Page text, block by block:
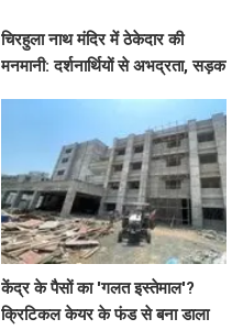
चिरहुला नाथ मंदिर में ठेकेदार की
मनमानी: दर्शनार्थियों से अभद्रता, सड़क
केंद्र के पैसों का 'गलत इस्तेमाल'?
क्रिटिकल केयर के फंड से बना डाला